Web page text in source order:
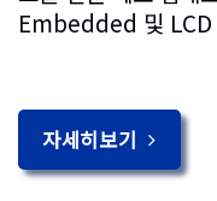
Embedded 및 LCD
자세히보기